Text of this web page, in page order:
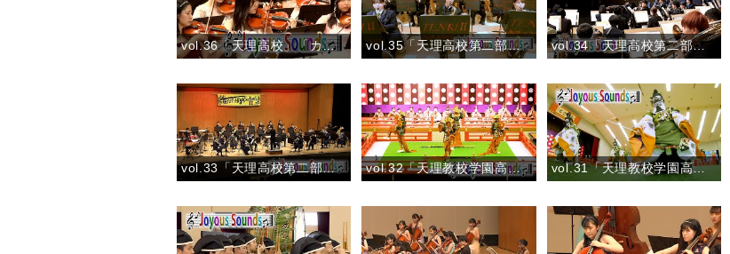
vol.36「天理高校」「カヴァレリア ルスティカーナ より『間奏曲』」 vol.35「天理高校第二部」『風になりたい』 vol.34「天理高校第二部」『宝島』
vol.33「天理高校第二部」『ルパン三世のテーマ（ロックバージョン）』 vol.32「天理教校学園高校」舞楽「太平楽(たいへいらく)」 vol.31「天理教校学園高校」舞楽「蘇利古(そりこ)」